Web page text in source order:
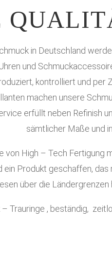
in Deutschland
und
kontrolliert und per
machen unsere
erfüllt neben Refinish
sämtlicher Maße und
von High – Tech Fertigung
ein Produkt geschaffen,
über die
Trauringe , beständig,